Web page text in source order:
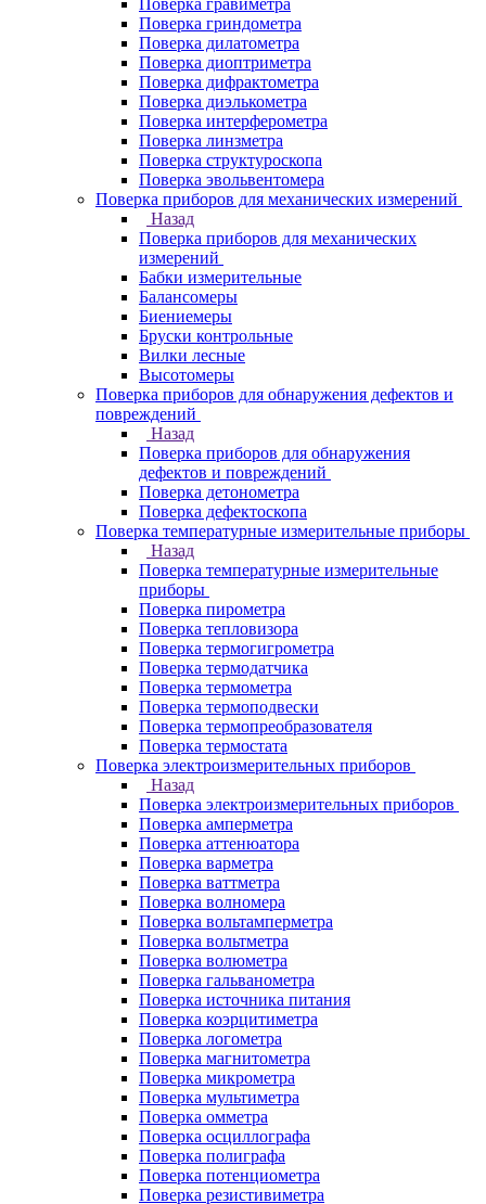
Поверка гравиметра
Поверка гриндометра
Поверка дилатометра
Поверка диоптриметра
Поверка дифрактометра
Поверка диэлькометра
Поверка интерферометра
Поверка линзметра
Поверка структуроскопа
Поверка эвольвентомера
Поверка приборов для механических измерений
Назад
Поверка приборов для механических
измерений
Бабки измерительные
Балансомеры
Биениемеры
Бруски контрольные
Вилки лесные
Высотомеры
Поверка приборов для обнаружения дефектов и
повреждений
Назад
Поверка приборов для обнаружения
дефектов и повреждений
Поверка детонометра
Поверка дефектоскопа
Поверка температурные измерительные приборы
Назад
Поверка температурные измерительные
приборы
Поверка пирометра
Поверка тепловизора
Поверка термогигрометра
Поверка термодатчика
Поверка термометра
Поверка термоподвески
Поверка термопреобразователя
Поверка термостата
Поверка электроизмерительных приборов
Назад
Поверка электроизмерительных приборов
Поверка амперметра
Поверка аттенюатора
Поверка варметра
Поверка ваттметра
Поверка волномера
Поверка вольтамперметра
Поверка вольтметра
Поверка волюметра
Поверка гальванометра
Поверка источника питания
Поверка коэрцитиметра
Поверка логометра
Поверка магнитометра
Поверка микрометра
Поверка мультиметра
Поверка омметра
Поверка осциллографа
Поверка полиграфа
Поверка потенциометра
Поверка резистивиметра